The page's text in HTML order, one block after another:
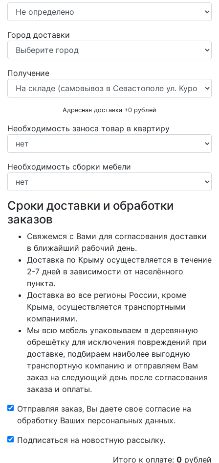
Город доставки
Получение
Адресная доставка +0 рублей
Необходимость заноса товар в квартиру
Необходимость сборки мебели
Сроки доставки и обработки
заказов
Свяжемся с Вами для согласования доставки
в ближайший рабочий день.
Доставка по Крыму осуществляется в течение
2-7 дней в зависимости от населённого
пункта.
Доставка во все регионы России, кроме
Крыма, осуществляется транспортными
компаниями.
Мы всю мебель упаковываем в деревянную
обрешётку для исключения повреждений при
доставке, подбираем наиболее выгодную
транспортную компанию и отправляем Вам
заказ на следующий день после согласования
заказа и оплаты.
Отправляя заказ, Вы даете свое согласие на
обработку Ваших персональных данных.
Подписаться на новостную рассылку.
Итого к оплате: 0 рублей